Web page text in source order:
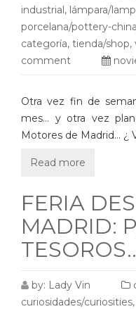
industrial, lámpara/lamp
porcelana/pottery-china
categoría, tienda/shop,
comment
Otra vez fin de
mes… y otra vez
Motores de Madrid… ¿
Read more
FERIA
MADRID:
by: Lady Vin
curiosidades/curiosities,